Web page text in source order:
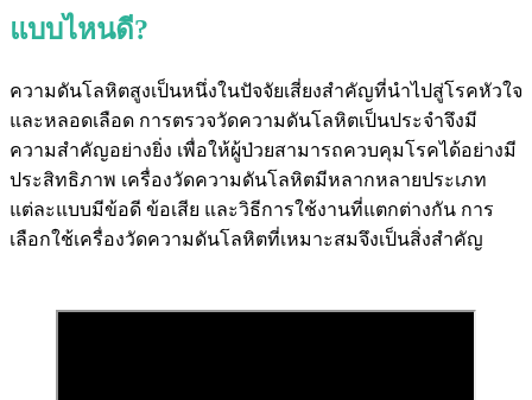
แบบไหนดี?
ความดันโลหิตสูงเป็นหนึ่งในปัจจัยเสี่ยงสำคัญที่นำไปสู่โรคหัวใจ
และหลอดเลือด การตรวจวัดความดันโลหิตเป็นประจำจึงมี
ความสำคัญอย่างยิ่ง เพื่อให้ผู้ป่วยสามารถควบคุมโรคได้อย่างมี
ประสิทธิภาพ เครื่องวัดความดันโลหิตมีหลากหลายประเภท
แต่ละแบบมีข้อดี ข้อเสีย และวิธีการใช้งานที่แตกต่างกัน การ
เลือกใช้เครื่องวัดความดันโลหิตที่เหมาะสมจึงเป็นสิ่งสำคัญ